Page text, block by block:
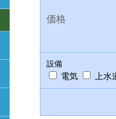
価格
設備
電気
上水